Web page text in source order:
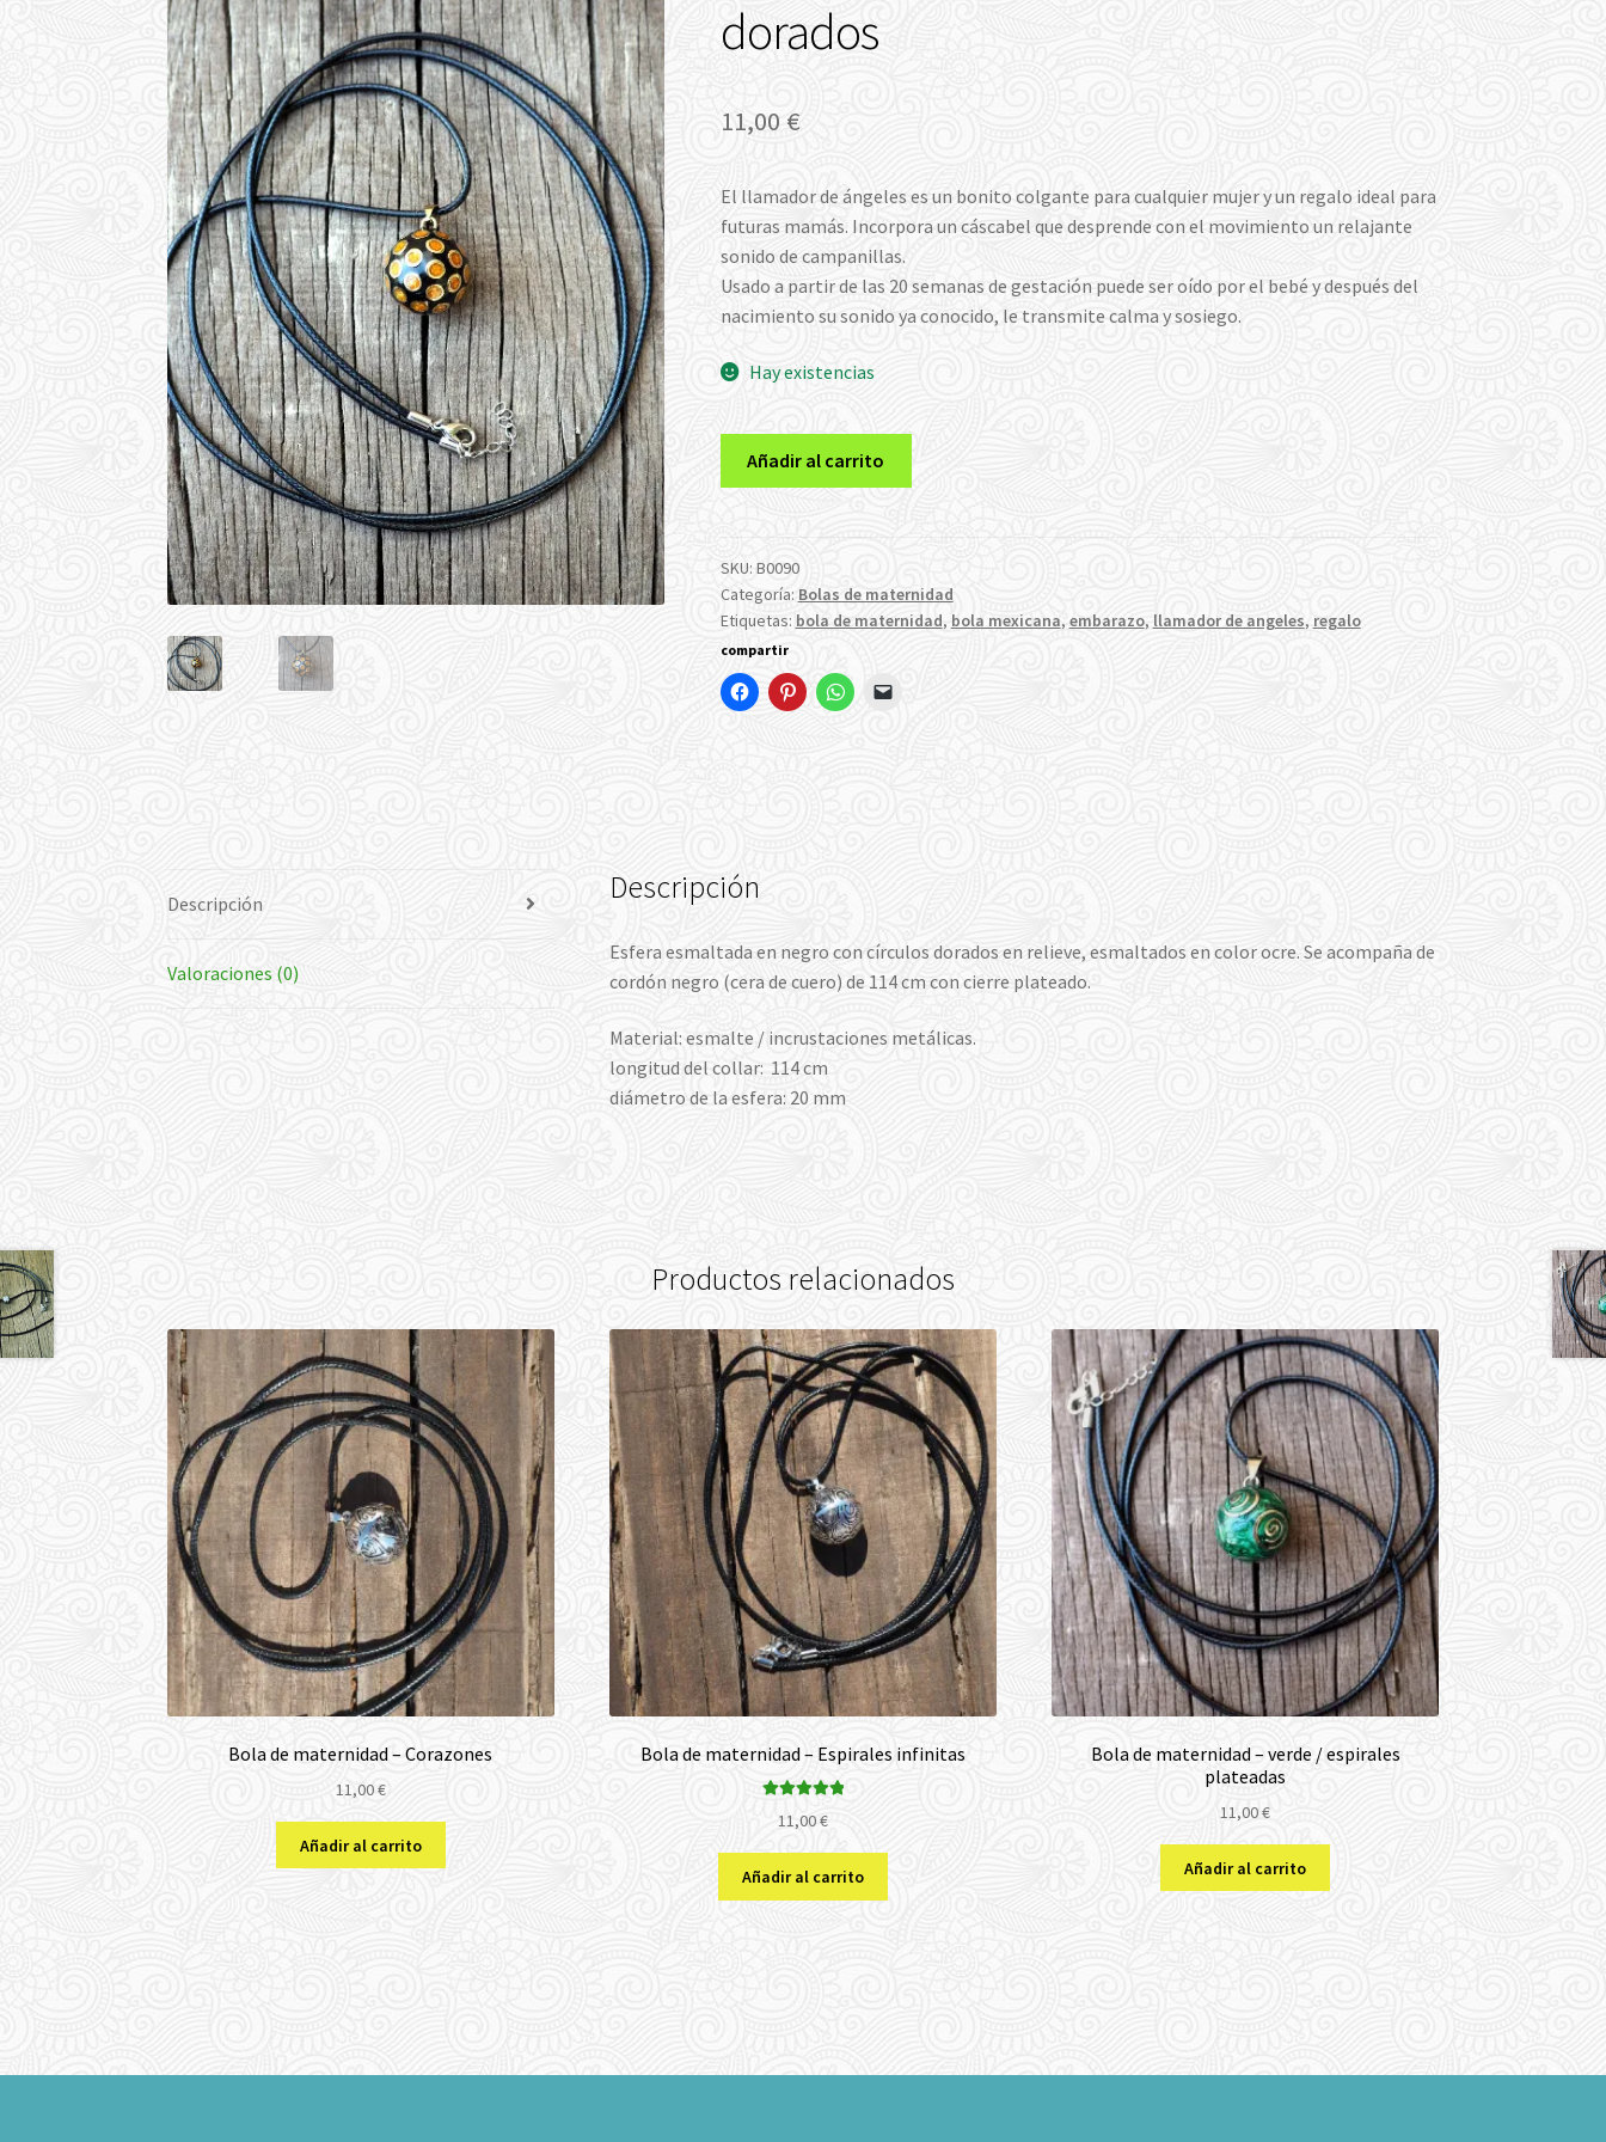
dorados
11,00 €
El llamador de ángeles es un bonito colgante para cualquier mujer y un regalo ideal para
futuras mamás. Incorpora un cáscabel que desprende con el movimiento un relajante
sonido de campanillas.
Usado a partir de las 20 semanas de gestación puede ser oído por el bebé y después del
nacimiento su sonido ya conocido, le transmite calma y sosiego.
Hay existencias
-
Círculos
dorados
cantidad
Añadir al carrito
SKU: B0090
Categoría: Bolas de maternidad
Etiquetas: bola de maternidad, bola mexicana, embarazo, llamador de angeles, regalo
compartir
Descripción
Valoraciones (0)
Descripción
Esfera esmaltada en negro con círculos dorados en relieve, esmaltados en color ocre. Se acompaña de
cordón negro (cera de cuero) de 114 cm con cierre plateado.
Material: esmalte / incrustaciones metálicas.
longitud del collar: 114 cm
diámetro de la esfera: 20 mm
Productos relacionados
Bola de maternidad – Corazones
11,00€
Añadir al carrito
Bola de maternidad – Espirales infinitas
5.00
11,00€
Añadir al carrito
Bola de maternidad – verde / espirales
plateadas
11,00€
Añadir al carrito